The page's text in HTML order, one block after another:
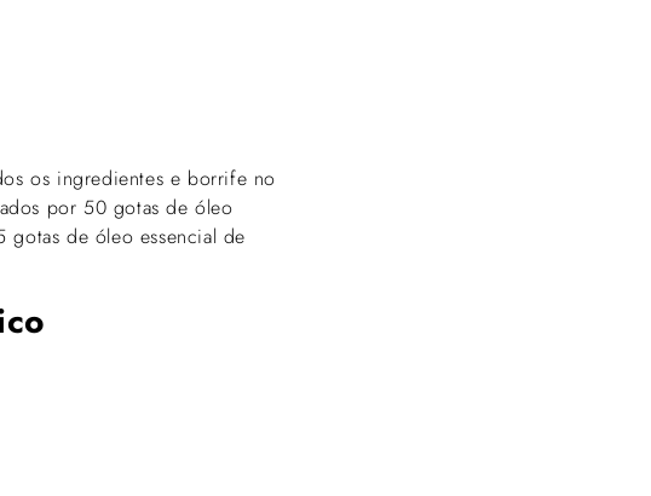
os ingredientes e borrife no
por 50 gotas de óleo
gotas de óleo essencial de